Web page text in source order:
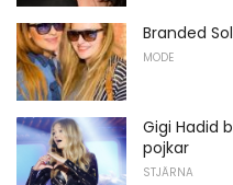
Branded
MODE
Gigi Hadid
pojkar
STJÄRNA